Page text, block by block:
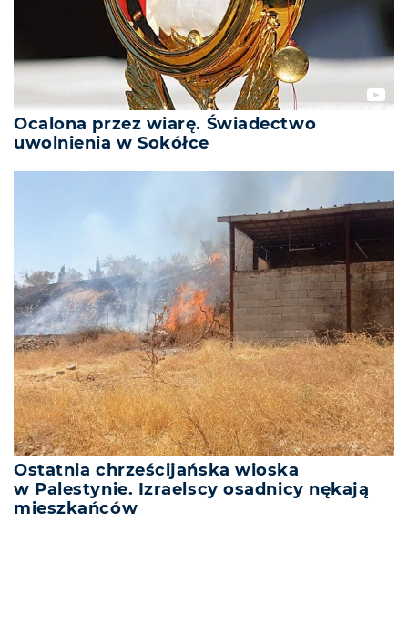
Ocalona przez wiarę. Świadectwo
uwolnienia w Sokółce
Ostatnia chrześcijańska wioska
w Palestynie. Izraelscy osadnicy nękają
mieszkańców